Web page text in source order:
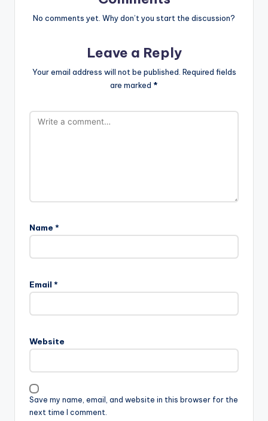
No comments yet. Why don’t you start the discussion?
Leave a Reply
Your email address will not be published. Required fields
are marked *
Name *
Email *
Website
Save my name, email, and website in this browser for the
next time I comment.